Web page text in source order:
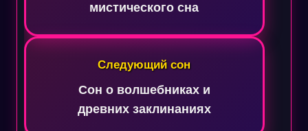
мистического сна
Следующий сон
Сон о волшебниках и
древних заклинаниях